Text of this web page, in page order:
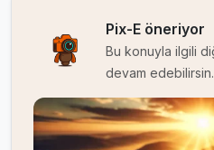
Pix-E öneriyor
Bu konuyla ilgili
devam edebilirsin.